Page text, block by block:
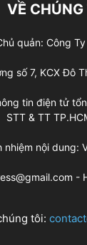
VỀ CHÚNG
quản: Công
số 7, KCX Đô
tin điện tử
STT & TT
nhiệm nội dung:
tôi: